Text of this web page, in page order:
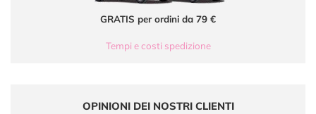
GRATIS per ordini da 79 €
Tempi e costi spedizione
OPINIONI DEI NOSTRI CLIENTI